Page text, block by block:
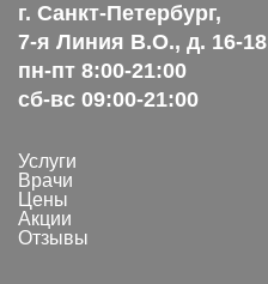
г. Санкт-Петербург,
7-я Линия В.О., д. 16-18
пн-пт 8:00-21:00
сб-вс 09:00-21:00
Услуги
Врачи
Цены
Акции
Отзывы